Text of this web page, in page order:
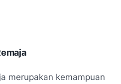
merupakan kemampuan